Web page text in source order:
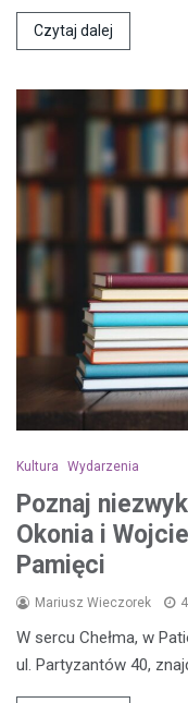
Czytaj dalej
Kultura Wydarzenia
Poznaj
Okonia i
Pamięci
Mariusz Wieczorek
W sercu Chełma, w
ul. Partyzantów 40,